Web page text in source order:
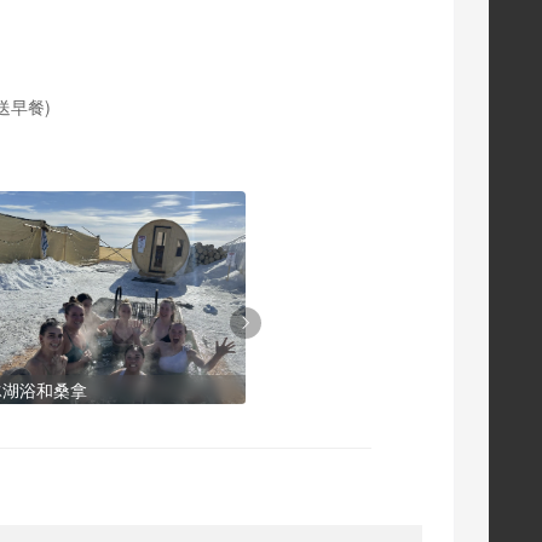
早餐)
浴和桑拿